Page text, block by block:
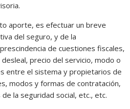
aporte, es efectuar un breve
del seguro, y de la
de cuestiones fiscales,
precio del servicio, modo o
entre el sistema y propietarios de
modos y formas de contratación,
la seguridad social, etc., etc.